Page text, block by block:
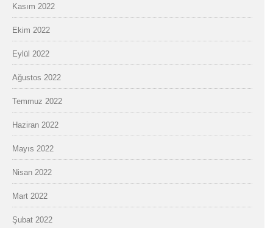
Kasım 2022
Ekim 2022
Eylül 2022
Ağustos 2022
Temmuz 2022
Haziran 2022
Mayıs 2022
Nisan 2022
Mart 2022
Şubat 2022